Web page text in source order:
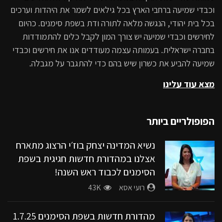
נשיא המדינה יצחק בוז׳י הרצוג מתארח
אצלנו במהדורת חדשות חגיגית בשפת
הסימנים לכבוד ראש השנה!
43K
חברת הכנסת לשעבר שירלי פינטו קדוש,
28.4K
26.9K
חדשות בשפת סימנים עם ח”כ לשעבר
שירלי פינטו קדוש
22.4K
וכבדי שמיעה ברחבי הארץ בכל גילאים לשמר את היהדות וערכים
בכל בית יהודי, הנגשה מלאה לתורה ודת בשפת סימנים. כהיום
לחירשים וכבדי שמיעה יש צורך המון לקבל כלים להתמודדות
בחברה ישראלית. בעמותה עצמה מעודדים אנו את חירשים וכבדי
שמיעה להביע את כשרון שיש בהם כדי להתגבר על מגבלה.
מצא עוד עלינו
הפופולריים ביותר
נשיא המדינה יצחק בוז׳י הרצוג מתארח
אצלנו במהדורת חדשות חגיגית בשפת
הסימנים לכבוד ראש השנה!
רועי אסא 43K
מהדורת חדשות בשפת הסימנים 1.7.25